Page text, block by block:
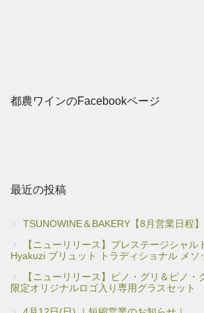
都農ワインのFacebookページ
最近の投稿
TSUNOWINE＆BAKERY【8月営業日程】
【ニューリリース】プレステージシャル
Hyakuzi ブリュット トラディショナル メ
【ニューリリース】ピノ・グリ＆ピノ
限定オリジナルロゴ入り専用グラスセット